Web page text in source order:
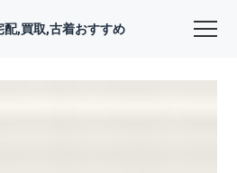
配,買取,古着おすすめ